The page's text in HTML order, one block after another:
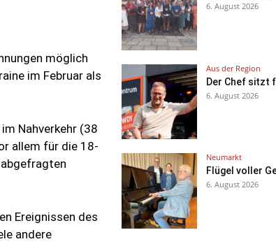
möglich
im Februar als
Nahverkehr (38
allem für die 18-
Ereignissen des
andere
6. August 2026
Aus der Region
Der Chef sitzt
6. August 2026
Neumarkt
Flügel voller
6. August 2026